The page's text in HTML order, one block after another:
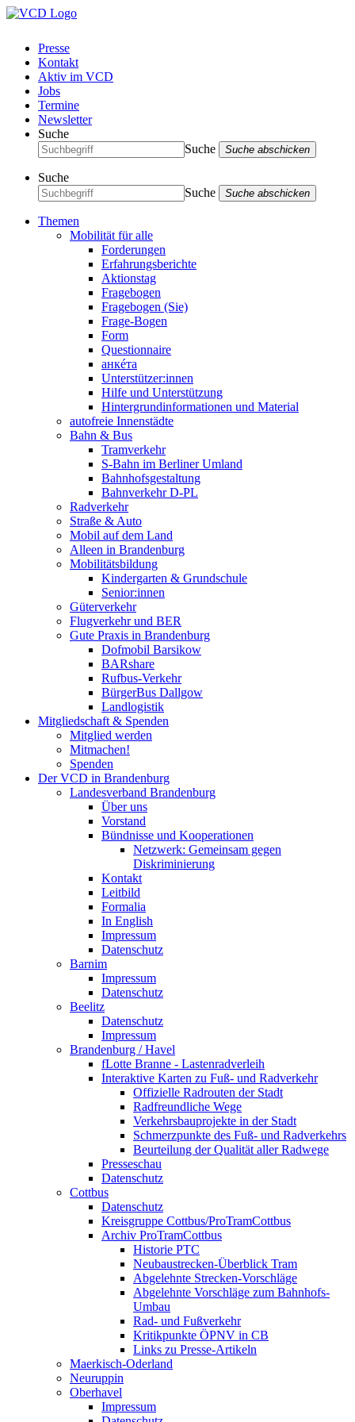
Presse
Kontakt
Aktiv im VCD
Jobs
Termine
Newsletter
Suche
Suche
Suche abschicken
Suche
Suche
Suche abschicken
Themen
Mobilität für alle
Forderungen
Erfahrungsberichte
Aktionstag
Fragebogen
Fragebogen (Sie)
Frage-Bogen
Form
Questionnaire
анкéта
Unterstützer:innen
Hilfe und Unterstützung
Hintergrundinformationen und Material
autofreie Innenstädte
Bahn & Bus
Tramverkehr
S-Bahn im Berliner Umland
Bahnhofsgestaltung
Bahnverkehr D-PL
Radverkehr
Straße & Auto
Mobil auf dem Land
Alleen in Brandenburg
Mobilitätsbildung
Kindergarten & Grundschule
Senior:innen
Güterverkehr
Flugverkehr und BER
Gute Praxis in Brandenburg
Dofmobil Barsikow
BARshare
Rufbus-Verkehr
BürgerBus Dallgow
Landlogistik
Mitgliedschaft & Spenden
Mitglied werden
Mitmachen!
Spenden
Der VCD in Brandenburg
Landesverband Brandenburg
Über uns
Vorstand
Bündnisse und Kooperationen
Netzwerk: Gemeinsam gegen
Diskriminierung
Kontakt
Leitbild
Formalia
In English
Impressum
Datenschutz
Barnim
Impressum
Datenschutz
Beelitz
Datenschutz
Impressum
Brandenburg / Havel
fLotte Branne - Lastenradverleih
Interaktive Karten zu Fuß- und Radverkehr
Offizielle Radrouten der Stadt
Radfreundliche Wege
Verkehrsbauprojekte in der Stadt
Schmerzpunkte des Fuß- und Radverkehrs
Beurteilung der Qualität aller Radwege
Presseschau
Datenschutz
Cottbus
Datenschutz
Kreisgruppe Cottbus/ProTramCottbus
Archiv ProTramCottbus
Historie PTC
Neubaustrecken-Überblick Tram
Abgelehnte Strecken-Vorschläge
Abgelehnte Vorschläge zum Bahnhofs-
Umbau
Rad- und Fußverkehr
Kritikpunkte ÖPNV in CB
Links zu Presse-Artikeln
Maerkisch-Oderland
Neuruppin
Oberhavel
Impressum